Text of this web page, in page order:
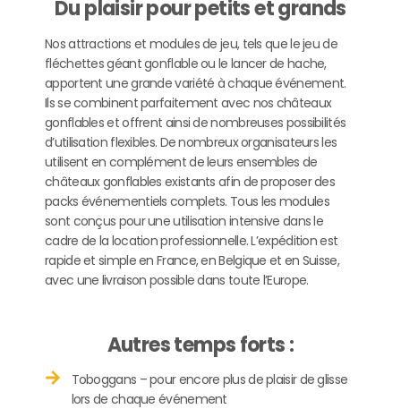
Du plaisir pour petits et grands
Nos attractions et modules de jeu, tels que le jeu de
fléchettes géant gonflable ou le lancer de hache,
apportent une grande variété à chaque événement.
Ils se combinent parfaitement avec nos châteaux
gonflables et offrent ainsi de nombreuses possibilités
d’utilisation flexibles. De nombreux organisateurs les
utilisent en complément de leurs ensembles de
châteaux gonflables existants afin de proposer des
packs événementiels complets. Tous les modules
sont conçus pour une utilisation intensive dans le
cadre de la location professionnelle. L’expédition est
rapide et simple en France, en Belgique et en Suisse,
avec une livraison possible dans toute l’Europe.
Autres temps forts :
Toboggans – pour encore plus de plaisir de glisse
lors de chaque événement